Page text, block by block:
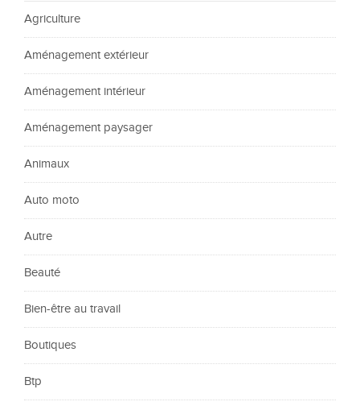
Agriculture
Aménagement extérieur
Aménagement intérieur
Aménagement paysager
Animaux
Auto moto
Autre
Beauté
Bien-être au travail
Boutiques
Btp